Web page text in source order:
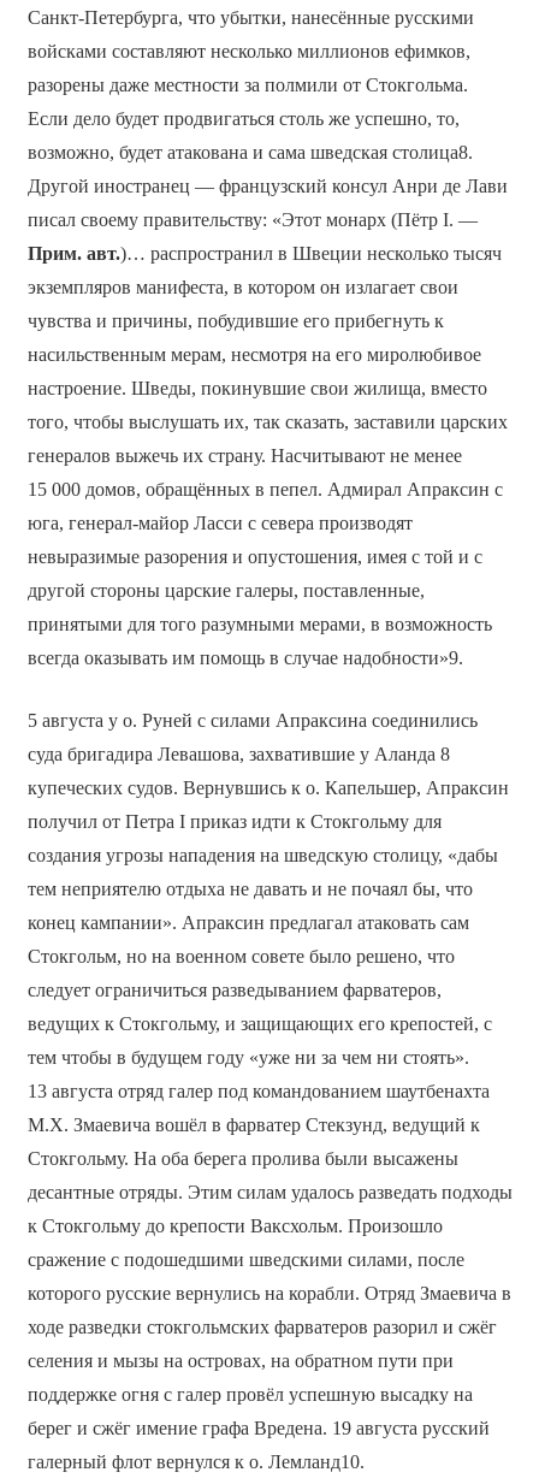
Санкт-Петербурга, что убытки, нанесённые русскими
войсками составляют несколько миллионов ефимков,
разорены даже местности за полмили от Стокгольма.
Если дело будет продвигаться столь же успешно, то,
возможно, будет атакована и сама шведская столица8.
Другой иностранец — французский консул Анри де Лави
писал своему правительству: «Этот монарх (Пётр I. —
Прим. авт.)… распространил в Швеции несколько тысяч
экземпляров манифеста, в котором он излагает свои
чувства и причины, побудившие его прибегнуть к
насильственным мерам, несмотря на его миролюбивое
настроение. Шведы, покинувшие свои жилища, вместо
того, чтобы выслушать их, так сказать, заставили царских
генералов выжечь их страну. Насчитывают не менее
15 000 домов, обращённых в пепел. Адмирал Апраксин с
юга, генерал-майор Ласси с севера производят
невыразимые разорения и опустошения, имея с той и с
другой стороны царские галеры, поставленные,
принятыми для того разумными мерами, в возможность
всегда оказывать им помощь в случае надобности»9.
5 августа у о. Руней с силами Апраксина соединились
суда бригадира Левашова, захватившие у Аланда 8
купеческих судов. Вернувшись к о. Капельшер, Апраксин
получил от Петра I приказ идти к Стокгольму для
создания угрозы нападения на шведскую столицу, «дабы
тем неприятелю отдыха не давать и не почаял бы, что
конец кампании». Апраксин предлагал атаковать сам
Стокгольм, но на военном совете было решено, что
следует ограничиться разведыванием фарватеров,
ведущих к Стокгольму, и защищающих его крепостей, с
тем чтобы в будущем году «уже ни за чем ни стоять».
13 августа отряд галер под командованием шаутбенахта
М.X. Змаевича вошёл в фарватер Стекзунд, ведущий к
Стокгольму. На оба берега пролива были высажены
десантные отряды. Этим силам удалось разведать подходы
к Стокгольму до крепости Ваксхольм. Произошло
сражение с подошедшими шведскими силами, после
которого русские вернулись на корабли. Отряд Змаевича в
ходе разведки стокгольмских фарватеров разорил и сжёг
селения и мызы на островах, на обратном пути при
поддержке огня с галер провёл успешную высадку на
берег и сжёг имение графа Вредена. 19 августа русский
галерный флот вернулся к о. Лемланд10.